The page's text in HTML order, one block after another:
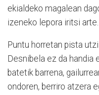
ekialdeko magalean
izeneko lepora iritsi arte.
Puntu horretan pista
Desnibela ez da handia
batetik barrena,
ondoren, berriro atzera